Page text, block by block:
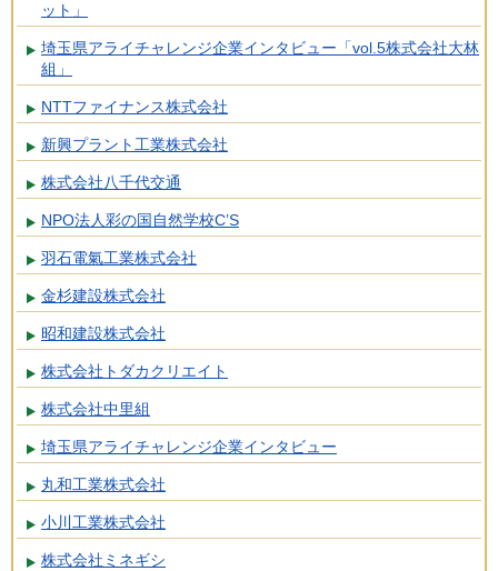
ット」
埼玉県アライチャレンジ企業インタビュー「vol.5株式会社大林
組」
NTTファイナンス株式会社
新興プラント工業株式会社
株式会社八千代交通
NPO法人彩の国自然学校C’S
羽石電氣工業株式会社
金杉建設株式会社
昭和建設株式会社
株式会社トダカクリエイト
株式会社中里組
埼玉県アライチャレンジ企業インタビュー
丸和工業株式会社
小川工業株式会社
株式会社ミネギシ